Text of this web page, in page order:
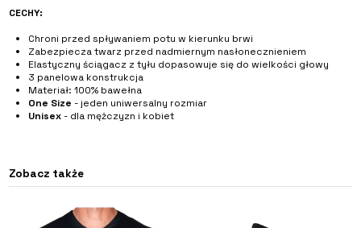
CECHY:
Chroni przed spływaniem potu w kierunku brwi
Zabezpiecza twarz przed nadmiernym nasłonecznieniem
Elastyczny ściągacz z tyłu dopasowuje się do wielkości głowy
3 panelowa konstrukcja
Materiał: 100% bawełna
One Size - jeden uniwersalny rozmiar
Unisex - dla mężczyzn i kobiet
Zobacz także